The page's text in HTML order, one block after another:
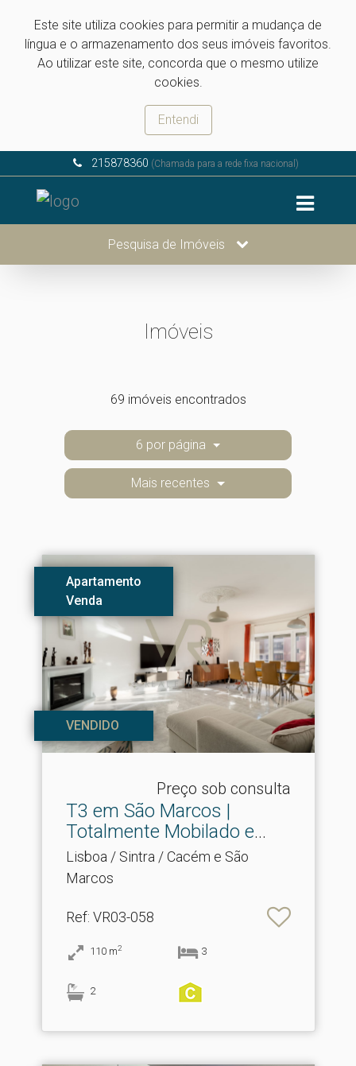
Este site utiliza cookies para permitir a mudança de
língua e o armazenamento dos seus imóveis favoritos.
Ao utilizar este site, concorda que o mesmo utilize
cookies.
Entendi
215878360 (Chamada para a rede fixa nacional)
Pesquisa de Imóveis
Imóveis
69 imóveis encontrados
6 por página
Mais recentes
Apartamento
Venda
VENDIDO
Preço sob consulta
T3 em São Marcos |
Totalmente Mobilado e
Equi.​..
Lisboa / Sintra / Cacém e São
Marcos
Ref: VR03-058
110 m2 3
2